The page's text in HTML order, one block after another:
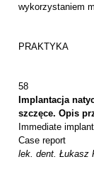
wykorzystaniem
PRAKTYKA
58
Implantacja
szczęce. Opis
Immediate
Case report
lek. dent. Łukasz